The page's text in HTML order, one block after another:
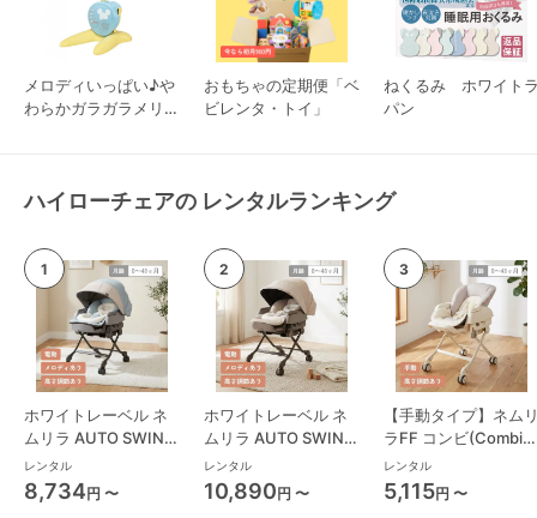
メロディいっぱい♪や
わらかガラガラメリー
おもちゃの定期便「ベ
ビレンタ・トイ」
ねくるみ ホワイト
パン
ハイローチェアの レンタルランキング
ホワイトレーベル ネ
ムリラ AUTO SWING
BEDi Long スリープ
シェル EG コンビ
(Combi) ハイローチ
レンタル
8,734円 〜
ホワイトレーベル ネ
ムリラ AUTO SWING
BEDi Long スリープ
シェル EG＋ コンビ
(Combi) ハイローチ
レンタル
10,890円 〜
【手動タイプ】ネム
ラFF コンビ(Combi)
ハイローチェア・ベ
ーラック
レンタル
5,115円 〜